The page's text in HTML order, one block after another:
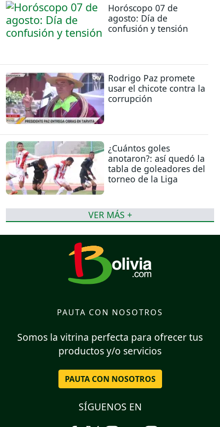
Horóscopo 07 de
agosto: Día de
confusión y tensión
Rodrigo Paz promete
usar el chicote contra la
corrupción
¿Cuántos goles
anotaron?: así quedó la
tabla de goleadores del
torneo de la Liga
VER MÁS +
PAUTA CON NOSOTROS
Somos la vitrina perfecta para ofrecer tus
productos y/o servicios
PAUTA CON NOSOTROS
SÍGUENOS EN